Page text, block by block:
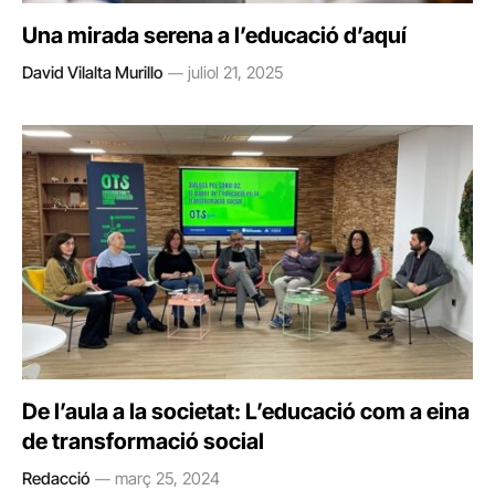
Una mirada serena a l’educació d’aquí
David Vilalta Murillo juliol 21, 2025
De l’aula a la societat: L’educació com a eina
de transformació social
Redacció març 25, 2024